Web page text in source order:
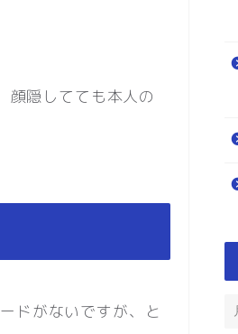
顔隠してても本人の
ドがないですが、と